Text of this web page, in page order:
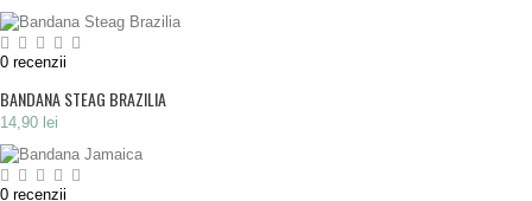
0 recenzii
BANDANA STEAG BRAZILIA
14,90 lei
0 recenzii